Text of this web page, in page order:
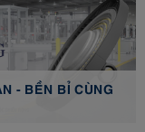
- BỀN BỈ CÙNG